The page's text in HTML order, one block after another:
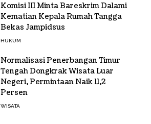
Komisi III Minta Bareskrim Dalami
Kematian Kepala Rumah Tangga
Bekas Jampidsus
HUKUM
Normalisasi Penerbangan Timur
Tengah Dongkrak Wisata Luar
Negeri, Permintaan Naik 11,2
Persen
WISATA